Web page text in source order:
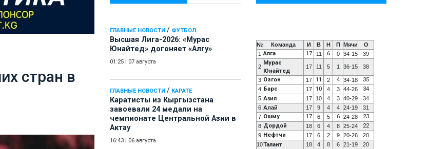
ГЛАВНЫЕ НОВОСТИ / ФУТБОЛ
Высшая Лига-2026: «Мурас
Юнайтед» догоняет «Алгу»
01:25 07 августа
ГЛАВНЫЕ НОВОСТИ / КАРАТЕ
Каратисты из Кыргызстана
завоевали 24 медали на
чемпионате Центральной Азии в
Актау
16:43 06 августа
стран в
№ Команда И В Н П Мячи
О
1 Алга 17 11 6 0 34-15 39
2
Мурас
Юнайтед
17 11 5 1 36-15 38
3 Озгон 17 11 2 4 34-18 35
4 Барс 17 10 4 3 44-26 34
5 Азия 17 10 4 3 40-29
34
6 Алай 17 9 4 4 24-19
31
7 Ошму 17 6 5 6 24-28 23
8 Дордой 18 6 4 8 25-24 22
9 Нефтчи 17 6 2 9 20-26
20
10Талант 18 4 8 6 21-19
20